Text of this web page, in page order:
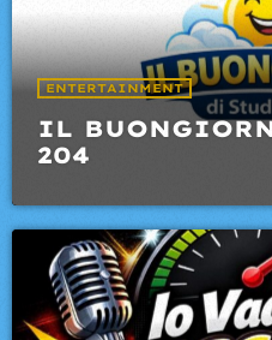
ENTERTAINMENT
IL
204